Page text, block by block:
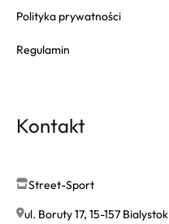
Polityka prywatności
Regulamin
Kontakt
Street-Sport
ul. Boruty 17, 15-157 Bialystok